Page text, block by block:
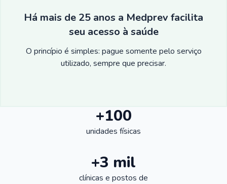
Há mais de 25 anos a Medprev facilita
seu acesso à saúde
O princípio é simples: pague somente pelo serviço
utilizado, sempre que precisar.
+100
unidades físicas
+3 mil
clínicas e postos de